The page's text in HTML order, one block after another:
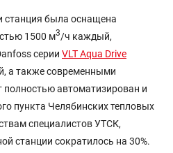
станция была оснащена
1500 м3/ч каждый,
серии VLT Aqua Drive
а также современными
автоматизирован и
пункта Челябинских тепловых
специалистов УТСК,
станции сократилось на 30%.